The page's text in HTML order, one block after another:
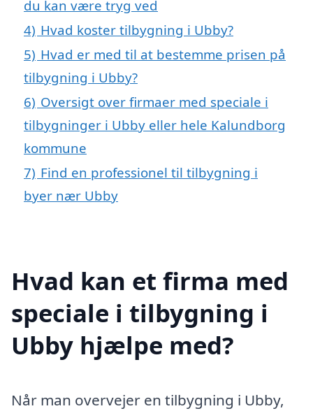
du kan være tryg ved
4) Hvad koster tilbygning i Ubby?
5) Hvad er med til at bestemme prisen på
tilbygning i Ubby?
6) Oversigt over firmaer med speciale i
tilbygninger i Ubby eller hele Kalundborg
kommune
7) Find en professionel til tilbygning i
byer nær Ubby
Hvad kan et firma med
speciale i tilbygning i
Ubby hjælpe med?
Når man overvejer en tilbygning i Ubby,